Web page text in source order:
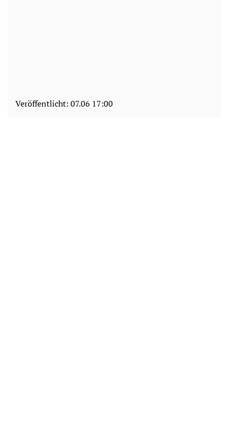
Veröffentlicht: 07.06 17:00